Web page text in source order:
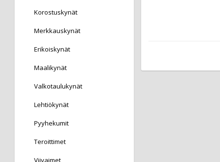
Korostuskynät
Merkkauskynät
Erikoiskynät
Maalikynät
Valkotaulukynät
Lehtiökynät
Pyyhekumit
Teroittimet
Viivaimet